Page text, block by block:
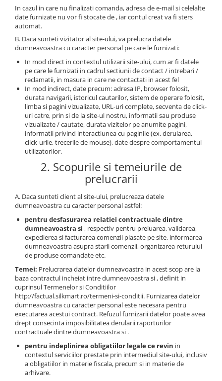
In cazul in care nu finalizati comanda, adresa de e-mail si celelalte
date furnizate nu vor fi stocate de , iar contul creat va fi sters
automat.
B. Daca sunteti vizitator al site-ului, va prelucra datele
dumneavoastra cu caracter personal pe care le furnizati:
In mod direct in contextul utilizarii site-ului, cum ar fi datele
pe care le furnizati in cadrul sectiunii de contact / intrebari /
reclamatii, in masura in care ne contactati in acest fel
In mod indirect, date precum: adresa IP, browser folosit,
durata navigarii, istoricul cautarilor, sistem de operare folosit,
limba si pagini vizualizate, URL-uri complete, secventa de click-
uri catre, prin si de la site-ul nostru, informatii sau produse
vizualizate / cautate, durata vizitelor pe anumite pagini,
informatii privind interactiunea cu paginile (ex. derularea,
click-urile, trecerile de mouse), date despre comportamentul
utilizatorilor.
2. Scopurile si temeiurile de
prelucrarii
A. Daca sunteti client al site-ului, prelucreaza datele
dumneavoastra cu caracter personal astfel:
pentru desfasurarea relatiei contractuale dintre
dumneavoastra si , respectiv pentru preluarea, validarea,
expedierea si facturarea comenzii plasate pe site, informarea
dumneavoastra asupra starii comenzii, organizarea returului
de produse comandate etc.
Temei: Prelucrarea datelor dumneavoastra in acest scop are la
baza contractul incheiat intre dumneavoastra si , definit in
cuprinsul Termenelor si Conditiilor
http://factual.silkmart.ro/termeni-si-conditii. Furnizarea datelor
dumneavoastra cu caracter personal este necesara pentru
executarea acestui contract. Refuzul furnizarii datelor poate avea
drept consecinta imposibilitatea derularii raporturilor
contractuale dintre dumneavoastra si .
pentru indeplinirea obligatiilor legale ce revin in
contextul serviciilor prestate prin intermediul site-ului, inclusiv
a obligatiilor in materie fiscala, precum si in materie de
arhivare.